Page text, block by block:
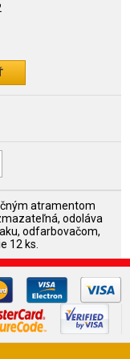
atramentom
odoláva
odfarbovačom,
12 ks.